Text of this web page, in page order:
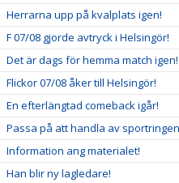
Herrarna upp på kvalplats igen!
F 07/08 gjorde avtryck i Helsingör!
Det är dags för hemma match igen!
Flickor 07/08 åker till Helsingör!
En efterlängtad comeback igår!
Passa på att handla av
Information ang materialet!
Han blir ny lagledare!